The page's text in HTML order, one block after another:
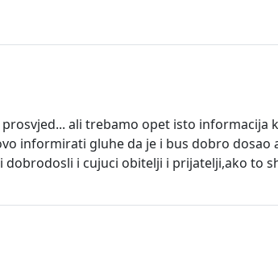
ali trebamo opet isto informacija
informirati gluhe da je i bus dobro
dobrodosli i cujuci obitelji i prijatelji,ako to